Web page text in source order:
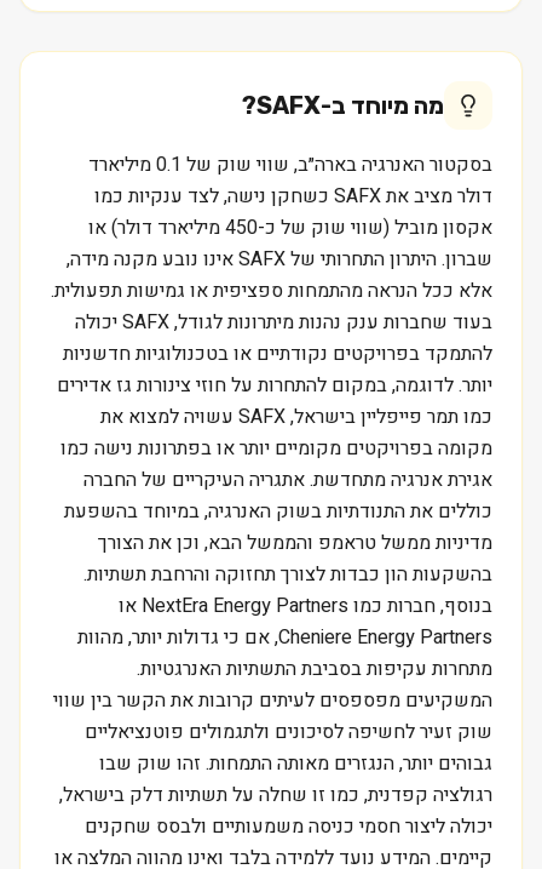
מה מיוחד ב-SAFX
?
בסקטור האנרגיה בארה״ב, שווי שוק של 0.1 מיליארד
דולר מציב את SAFX כשחקן נישה, לצד ענקיות כמו
אקסון מוביל (שווי שוק של כ-450 מיליארד דולר) או
שברון. היתרון התחרותי של SAFX אינו נובע מקנה מידה,
אלא ככל הנראה מהתמחות ספציפית או גמישות תפעולית.
בעוד שחברות ענק נהנות מיתרונות לגודל, SAFX יכולה
להתמקד בפרויקטים נקודתיים או בטכנולוגיות חדשניות
יותר. לדוגמה, במקום להתחרות על חוזי צינורות גז אדירים
כמו תמר פייפליין בישראל, SAFX עשויה למצוא את
מקומה בפרויקטים מקומיים יותר או בפתרונות נישה כמו
אגירת אנרגיה מתחדשת. אתגריה העיקריים של החברה
כוללים את התנודתיות בשוק האנרגיה, במיוחד בהשפעת
מדיניות ממשל טראמפ והממשל הבא, וכן את הצורך
בהשקעות הון כבדות לצורך תחזוקה והרחבת תשתיות.
בנוסף, חברות כמו NextEra Energy Partners או
Cheniere Energy Partners, אם כי גדולות יותר, מהוות
מתחרות עקיפות בסביבת התשתיות האנרגטיות.
המשקיעים מפספסים לעיתים קרובות את הקשר בין שווי
שוק זעיר לחשיפה לסיכונים ולתגמולים פוטנציאליים
גבוהים יותר, הנגזרים מאותה התמחות. זהו שוק שבו
רגולציה קפדנית, כמו זו שחלה על תשתיות דלק בישראל,
יכולה ליצור חסמי כניסה משמעותיים ולבסס שחקנים
קיימים. המידע נועד ללמידה בלבד ואינו מהווה המלצה או